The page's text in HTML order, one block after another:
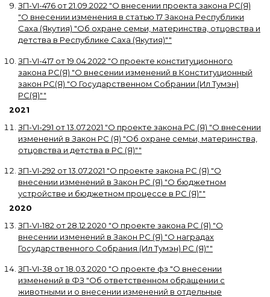
ЗП-VI-476 от21.09.2022 "О внесении проекта закона РС(Я)
"О внесении изменения в статью 17 Закона Республики
Саха (Якутия) "Об охране семьи, материнства, отцовства и
детства в Республике Саха (Якутия)""
ЗП-VI-417 от19.04.2022 "О проекте конституционного
закона РС(Я) "О внесении изменений в Конституционный
закон РС(Я) "О Государственном Собрании (Ил Тумэн)
РС(Я)""
2021
ЗП-VI-291 от13.07.2021 "О проекте закона РС (Я) "О внесении
изменений в Закон РС (Я) "Об охране семьи, материнства,
отцовства и детства в РС (Я)""
ЗП-VI-292 от13.07.2021 "О проекте закона РС (Я) "О
внесении изменений в Закон РС (Я) "О бюджетном
устройстве и бюджетном процессе в РС (Я)""
2020
ЗП-VI-182 от28.12.2020 "О проекте закона РС (Я) "О
внесении изменений в Закон РС (Я) "О наградах
Государственного Собрания (Ил Тумэн) РС (Я)""
ЗП-VI-38 от18.03.2020 "О проекте фз "О внесении
изменений в ФЗ "Об ответственном обращении с
животными и о внесении изменений в отдельные